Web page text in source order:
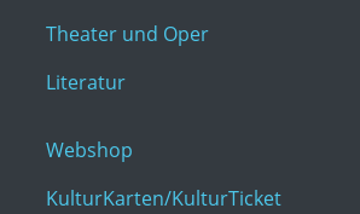
Theater und Oper
Literatur
Webshop
KulturKarten/KulturTicket